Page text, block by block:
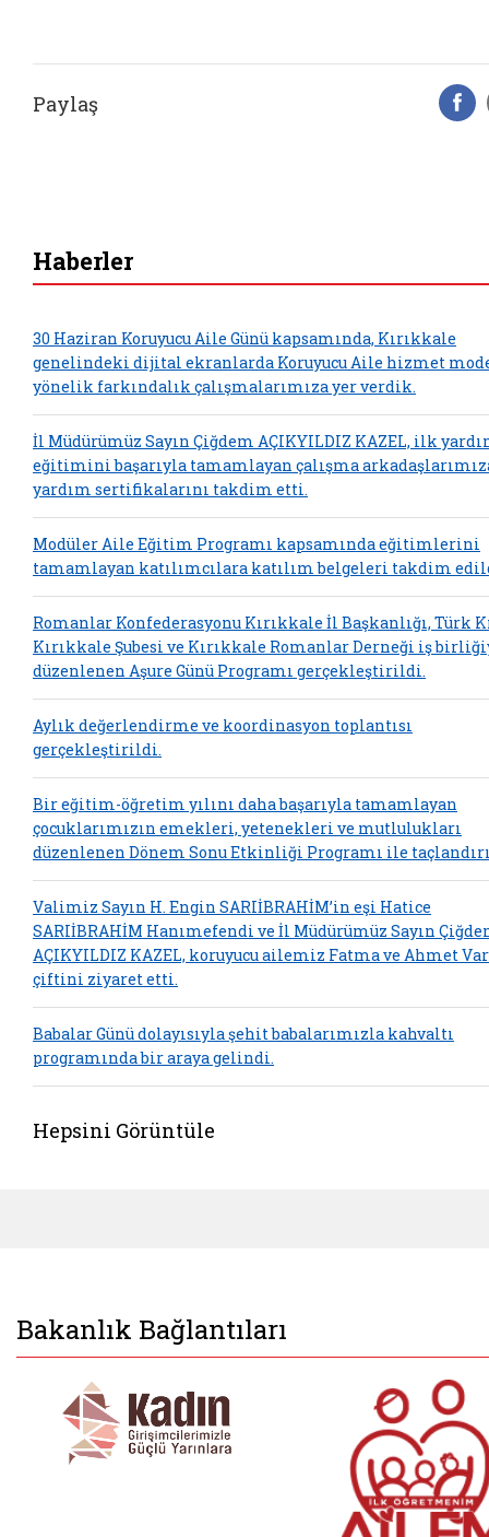
Paylaş
Haberler
30 Haziran Koruyucu Aile Günü kapsamında, Kırıkkale
genelindeki dijital ekranlarda Koruyucu Aile hizmet
yönelik farkındalık çalışmalarımıza yer verdik.
İl Müdürümüz Sayın Çiğdem AÇIKYILDIZ KAZEL, ilk
eğitimini başarıyla tamamlayan çalışma
yardım sertifikalarını takdim etti.
Modüler Aile Eğitim Programı kapsamında eğitimlerini
tamamlayan katılımcılara katılım belgeleri takdim
Romanlar Konfederasyonu Kırıkkale İl Başkanlığı, Türk
Kırıkkale Şubesi ve Kırıkkale Romanlar Derneği iş
düzenlenen Aşure Günü Programı gerçekleştirildi.
Aylık değerlendirme ve koordinasyon toplantısı
gerçekleştirildi.
Bir eğitim-öğretim yılını daha başarıyla tamamlayan
çocuklarımızın emekleri, yetenekleri ve mutlulukları
düzenlenen Dönem Sonu Etkinliği Programı ile
Valimiz Sayın H. Engin SARIİBRAHİM’in eşi Hatice
SARIİBRAHİM Hanımefendi ve İl Müdürümüz Sayın
AÇIKYILDIZ KAZEL, koruyucu ailemiz Fatma ve Ahmet
çiftini ziyaret etti.
Babalar Günü dolayısıyla şehit babalarımızla kahvaltı
programında bir araya gelindi.
Hepsini Görüntüle
Bakanlık Bağlantıları